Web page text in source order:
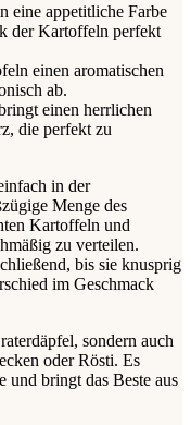
eine appetitliche Farbe
der Kartoffeln perfekt
einen aromatischen
ab.
einen herrlichen
die perfekt zu
in der
Menge des
Kartoffeln und
zu verteilen.
bis sie knusprig
im Geschmack
sondern auch
oder Rösti. Es
bringt das Beste aus